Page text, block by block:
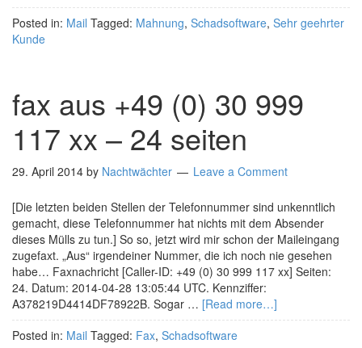
Posted in: Mail Tagged: Mahnung, Schadsoftware, Sehr geehrter
Kunde
fax aus +49 (0) 30 999
117 xx – 24 seiten
29. April 2014 by Nachtwächter Leave a Comment
[Die letzten beiden Stellen der Telefonnummer sind unkenntlich
gemacht, diese Telefonnummer hat nichts mit dem Absender
dieses Mülls zu tun.] So so, jetzt wird mir schon der Maileingang
zugefaxt. „Aus“ irgendeiner Nummer, die ich noch nie gesehen
habe… Faxnachricht [Caller-ID: +49 (0) 30 999 117 xx] Seiten:
24. Datum: 2014-04-28 13:05:44 UTC. Kennziffer:
A378219D4414DF78922B. Sogar … [Read more…]
Posted in: Mail Tagged: Fax, Schadsoftware